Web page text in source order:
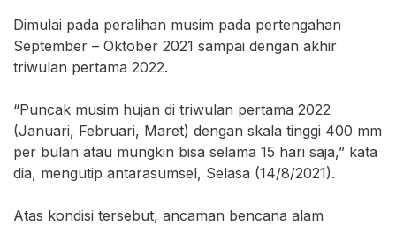
Dimulai pada peralihan musim pada pertengahan
September – Oktober 2021 sampai dengan akhir
triwulan pertama 2022.
“Puncak musim hujan di triwulan pertama 2022
(Januari, Februari, Maret) dengan skala tinggi 400 mm
per bulan atau mungkin bisa selama 15 hari saja,” kata
dia, mengutip antarasumsel, Selasa (14/8/2021).
Atas kondisi tersebut, ancaman bencana alam